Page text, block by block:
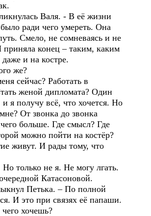
Валя. - В её жизни
ради чего умереть. Она
Смело, не сомневаясь и не
приняла конец – таким, каким
и на костре.
же?
сейчас? Работать в
женой дипломата? Один
я получу всё, что хочется. Но
От звонка до звонка
больше. Где смысл? Где
можно пойти на костёр?
живут. И рады тому, что
только не я. Не могу лгать.
Катасоновой.
Петька. – По полной
И это при связях её папаши.
хочешь?